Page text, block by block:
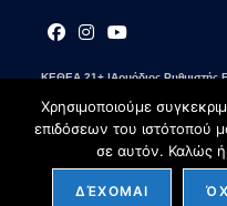
in
a
new
in
a
new
tab
in
a
new
tab
ΚΕΘΕΑ 21+ |Αρμόδιος Ρυθμιστής
Χρησιμοποιούμε
επιδόσεων του ιστότοπού
σε αυτόν. Καλώς
ΔΈΧΟΜΑΙ